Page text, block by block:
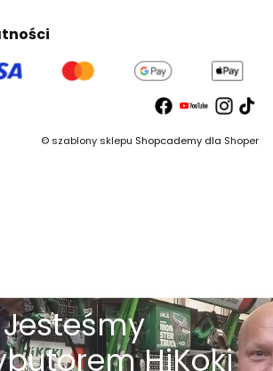
©szablony sklepu Shopcademy dla Shoper
Jesteśmy
HiKoki